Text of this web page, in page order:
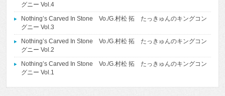
グニー Vol.4
Nothing’s Carved In Stone Vo./G.村松 拓 たっきゅんのキングコン
グニー Vol.3
Nothing’s Carved In Stone Vo./G.村松 拓 たっきゅんのキングコン
グニー Vol.2
Nothing’s Carved In Stone Vo./G.村松 拓 たっきゅんのキングコン
グニー Vol.1